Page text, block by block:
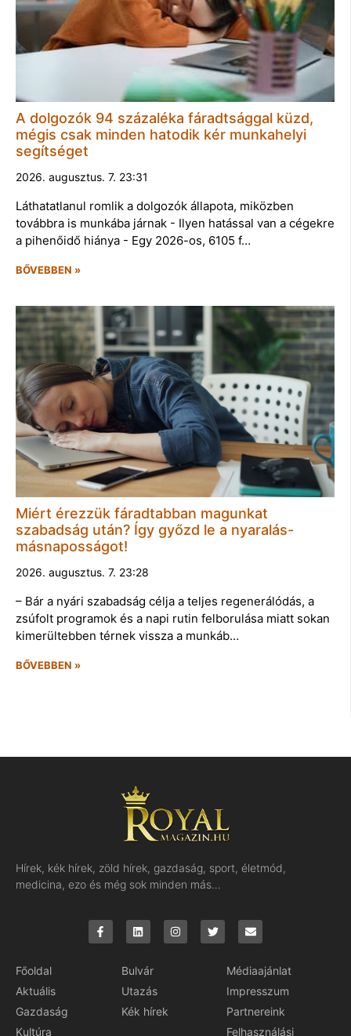
A dolgozók 94 százaléka fáradtsággal küzd,
mégis csak minden hatodik kér munkahelyi
segítséget
2026. augusztus. 7. 23:31
Láthatatlanul romlik a dolgozók állapota, miközben
továbbra is munkába járnak - Ilyen hatással van a cégekre
a pihenőidő hiánya - Egy 2026-os, 6105 f…
BŐVEBBEN »
Miért érezzük fáradtabban magunkat
szabadság után? Így győzd le a nyaralás-
másnaposságot!
2026. augusztus. 7. 23:28
– Bár a nyári szabadság célja a teljes regenerálódás, a
zsúfolt programok és a napi rutin felborulása miatt sokan
kimerültebben térnek vissza a munkáb…
BŐVEBBEN »
Hírek, kék hírek, zöld hírek, gazdaság, sport, életmód,
medicina, ezo és még sok minden más…
Főoldal
Aktuális
Gazdaság
Kultúra
Bulvár
Utazás
Kék hírek
Médiaajánlat
Impresszum
Partnereink
Felhasználási